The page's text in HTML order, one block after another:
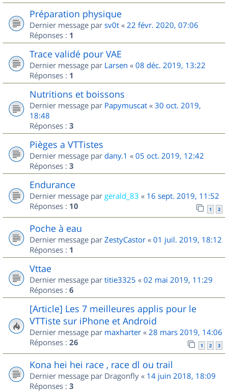
Préparation physique
Dernier message par sv0t « 22 févr. 2020, 07:06
Réponses : 1
Trace validé pour VAE
Dernier message par Larsen « 08 déc. 2019, 13:22
Réponses : 1
Nutritions et boissons
Dernier message par Papymuscat « 30 oct. 2019,
18:48
Réponses : 3
Pièges a VTTistes
Dernier message par dany.1 « 05 oct. 2019, 12:42
Réponses : 3
Endurance
Dernier message par gerald_83 « 16 sept. 2019, 11:52
Réponses : 10 1 2
Poche à eau
Dernier message par ZestyCastor « 01 juil. 2019, 18:12
Réponses : 1
Vttae
Dernier message par titie3325 « 02 mai 2019, 11:29
Réponses : 6
[Article] Les 7 meilleures applis pour le
VTTiste sur iPhone et Android
Dernier message par maxharter « 28 mars 2019, 14:06
Réponses : 26 1 2 3
Kona hei hei race , race dl ou trail
Dernier message par Dragonfly « 14 juin 2018, 18:09
Réponses : 3